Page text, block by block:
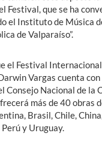
Festival, que se ha
el Instituto de Música
de Valparaíso”.
el Festival
Vargas cuenta con
Consejo Nacional de la
más de 40 obras
Brasil, Chile,
y Uruguay.